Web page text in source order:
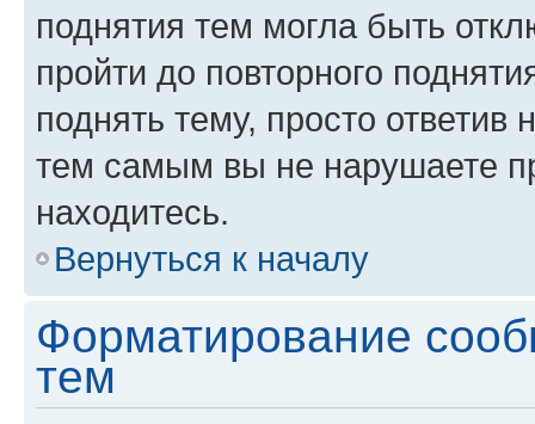
поднятия тем могла быть
пройти до повторного
поднять тему, просто ответив
тем самым вы не нарушаете
находитесь.
Вернуться к началу
Форматирование
тем